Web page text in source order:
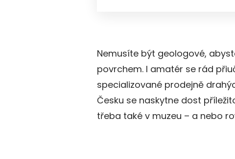
Nemusíte být geologové,
povrchem. I amatér se rád
specializované prodejně
Česku se naskytne dost
třeba také v muzeu – a nebo